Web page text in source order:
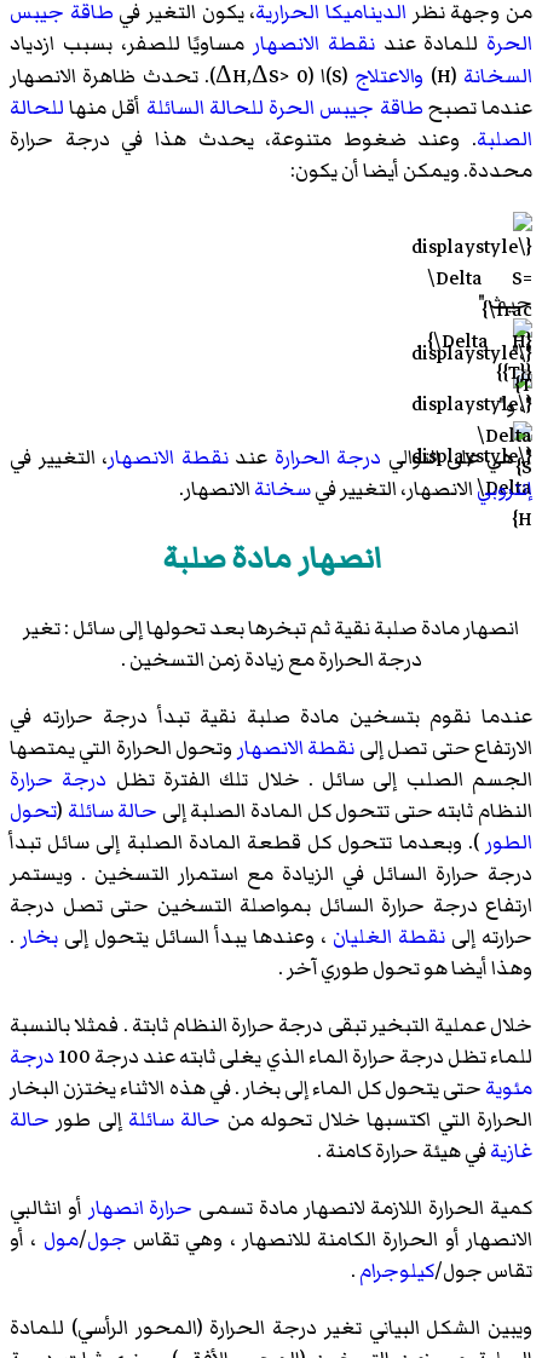
من وجهة نظر الديناميكا الحرارية، يكون التغير في طاقة جيبس
الحرة للمادة عندنقطة الانصهار مساويًا للصفر، بسبب ازدياد
السخانة (H) والاعتلاج
(S)ا (ΔH,ΔS> 0). تحدث ظاهرة الانصهار
عندما تصبحطاقة جيبس الحرة للحالة السائلة أقل منهاللحالة
الصلبة. وعند ضغوط متنوعة، يحدث هذا في درجة حرارة
محددة. ويمكن أيضا أن يكون:
حيث "
"،"
"، و"
". هي على التوالي درجة الحرارة عندنقطة الانصهار، التغيير في
إنتروبيالانصهار، التغيير فيسخانةالانصهار.
انصهار مادة صلبة
انصهار مادة صلبة نقية ثم تبخرها بعد تحولها إلى سائل : تغير
درجة الحرارة مع زيادة زمن التسخين .
عندما نقوم بتسخين مادة صلبة نقية تبدأ درجة حرارته في
الارتفاع حتى تصل إلىنقطة الانصهار وتحول الحرارة التي يمتصها
الجسم الصلب إلى سائل . خلال تلك الفترة تظل درجة حرارة
النظام ثابته حتى تتحول كل المادة الصلبة إلى حالة سائلة (تحول
الطور ). وبعدما تتحول كل قطعة المادة الصلبة إلى سائل تبدأ
درجة حرارة السائل في الزيادة مع استمرار التسخين . ويستمر
ارتفاع درجة حرارة السائل بمواصلة التسخين حتى تصل درجة
حرارته إلى نقطة الغليان ، وعندها يبدأ السائل يتحول إلى بخار .
وهذا أيضا هو تحول طوري آخر .
خلال عملية التبخير تبقى درجة حرارة النظام ثابتة . فمثلا بالنسبة
للماء تظل درجة حرارة الماء الذي يغلى ثابته عند درجة 100
درجة
مئويةحتى يتحول كل الماء إلى بخار . في هذه الاثناء يختزن البخار
الحرارة التي اكتسبها خلال تحوله من حالة سائلة إلى طور حالة
غازيةفي هيئة حرارة كامنة .
كمية الحرارة اللازمة لانصهار مادة تسمى حرارة انصهار أو انثالبي
الانصهار أو الحرارة الكامنة للانصهار ، وهي تقاس جول/مول ، أو
تقاس جول/كيلوجرام.
ويبين الشكل البياني تغير درجة الحرارة (المحور الرأسي) للمادة